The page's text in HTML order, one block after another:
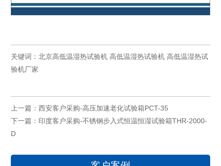
关键词： 北京高低温湿热试验机 高低温湿热试验机 高低温湿热试
验机厂家
上一篇： 西安客户采购-高压加速老化试验箱PCT-35
下一篇： 印度客户采购-不锈钢步入式恒温恒湿试验箱THR-2000-
D